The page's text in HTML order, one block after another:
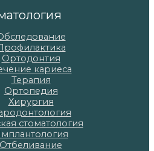
Ортодонтия
кариеса
Терапия
Ортопедия
Хирургия
стоматология
Отбеливание